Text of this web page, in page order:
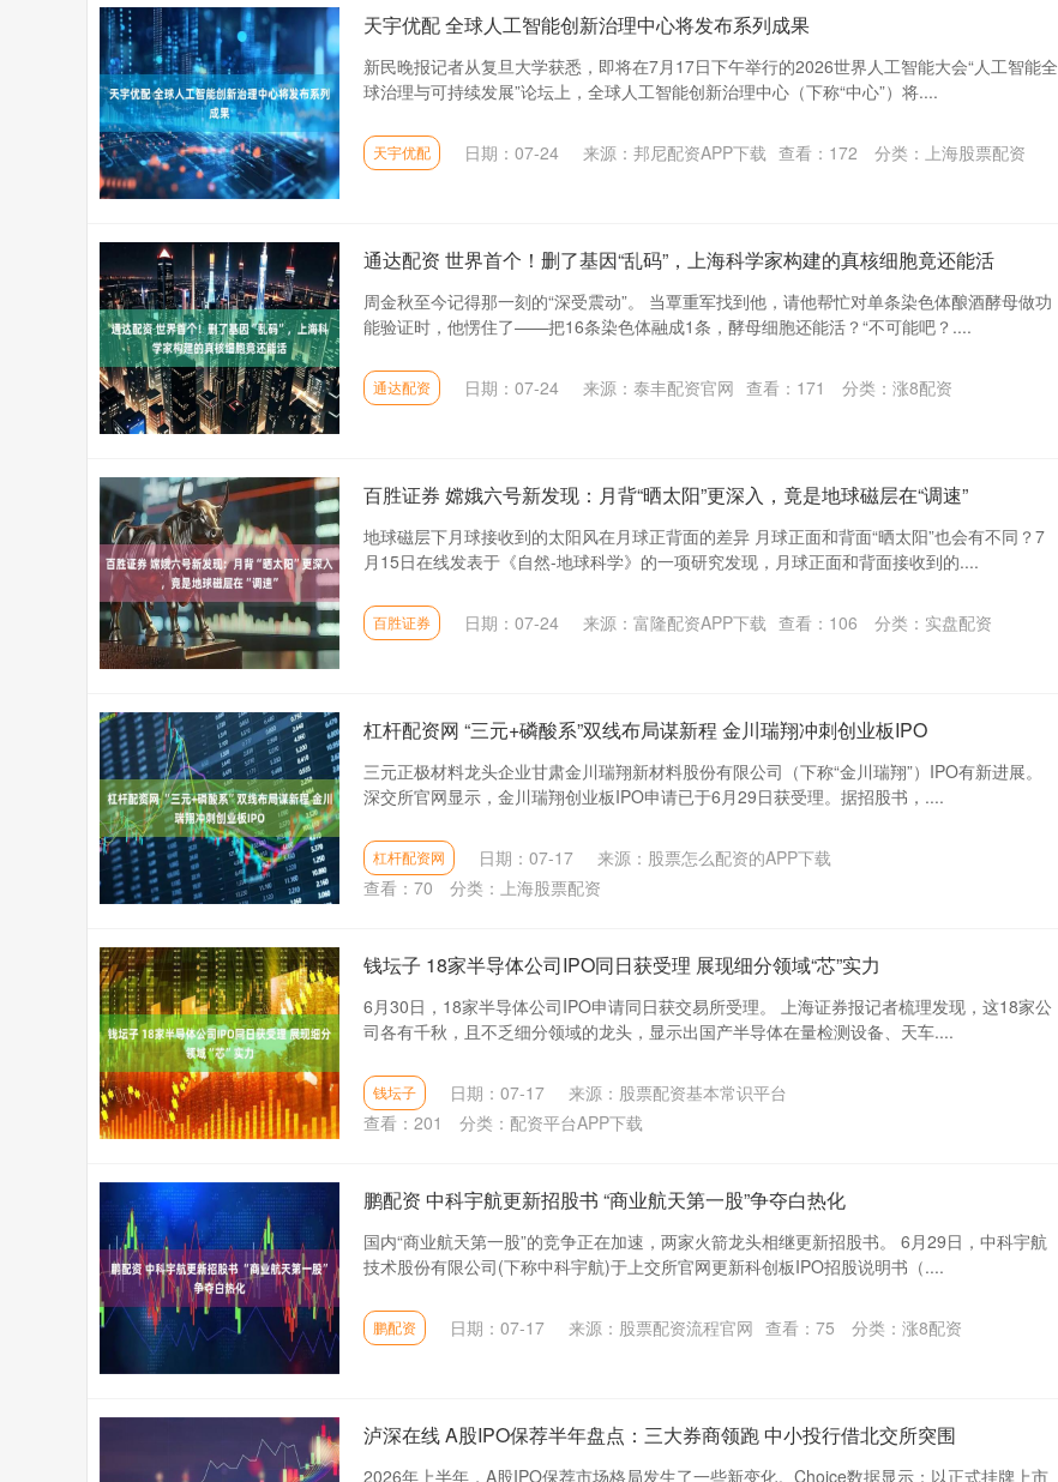
天宇优配 全球人工智能创新治理中心将发布系列成果
新民晚报记者从复旦大学获悉，即将在7月17日下午举行的2026世界人工智能大会“人工智能全
球治理与可持续发展”论坛上，全球人工智能创新治理中心（下称“中心”）将....
天宇优配 日期：07-24 来源：邦尼配资APP下载 查看： 172 分类： 上海股票配资
通达配资 世界首个！删了基因“乱码”，上海科学家构建的真核细胞竟还能活
周金秋至今记得那一刻的“深受震动”。 当覃重军找到他，请他帮忙对单条染色体酿酒酵母做功
能验证时，他愣住了——把16条染色体融成1条，酵母细胞还能活？“不可能吧？....
通达配资 日期：07-24 来源：泰丰配资官网 查看： 171 分类： 涨8配资
百胜证券 嫦娥六号新发现：月背“晒太阳”更深入，竟是地球磁层在“调速”
地球磁层下月球接收到的太阳风在月球正背面的差异 月球正面和背面“晒太阳”也会有不同？7
月15日在线发表于《自然-地球科学》的一项研究发现，月球正面和背面接收到的....
百胜证券 日期：07-24 来源：富隆配资APP下载 查看： 106 分类： 实盘配资
杠杆配资网 “三元+磷酸系”双线布局谋新程 金川瑞翔冲刺创业板IPO
三元正极材料龙头企业甘肃金川瑞翔新材料股份有限公司（下称“金川瑞翔”）IPO有新进展。
深交所官网显示，金川瑞翔创业板IPO申请已于6月29日获受理。据招股书，....
杠杆配资网 日期：07-17
来源：股票怎么配资的APP下载
查看： 70 分类： 上海股票配资
钱坛子 18家半导体公司IPO同日获受理 展现细分领域“芯”实力
6月30日，18家半导体公司IPO申请同日获交易所受理。 上海证券报记者梳理发现，这18家公
司各有千秋，且不乏细分领域的龙头，显示出国产半导体在量检测设备、天车....
钱坛子 日期：07-17
来源：股票配资基本常识平台
查看： 201 分类： 配资平台APP下载
鹏配资 中科宇航更新招股书 “商业航天第一股”争夺白热化
国内“商业航天第一股”的竞争正在加速，两家火箭龙头相继更新招股书。 6月29日，中科宇航
技术股份有限公司(下称中科宇航)于上交所官网更新科创板IPO招股说明书（....
鹏配资 日期：07-17 来源：股票配资流程官网 查看： 75 分类： 涨8配资
泸深在线 A股IPO保荐半年盘点：三大券商领跑 中小投行借北交所突围
2026年上半年，A股IPO保荐市场格局发生了一些新变化。Choice数据显示：以正式挂牌上市